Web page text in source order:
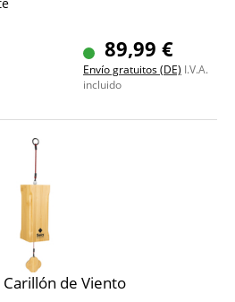
- 128 cm (medido desde el suelo
del soporte de madera)
89,99 €
Envío gratuitos (DE) I.V.A.
incluido
de Viento